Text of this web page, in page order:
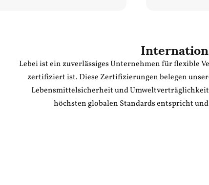
Lebei ist ein zuverlässiges Unternehmen für flexible
zertifiziert ist. Diese Zertifizierungen belegen
Lebensmittelsicherheit und
höchsten globalen Standards entspricht